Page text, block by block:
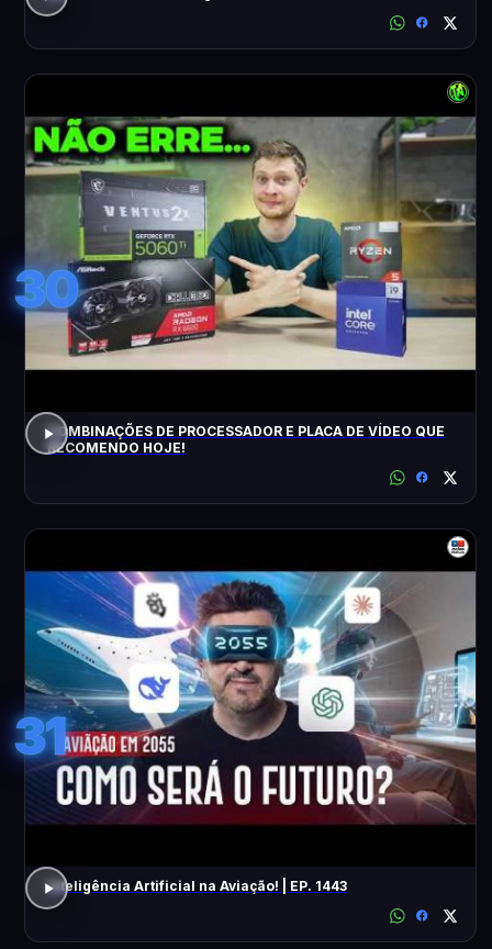
30
COMBINAÇÕES DE PROCESSADOR E PLACA DE VÍDEO QUE
RECOMENDO HOJE!
31
Inteligência Artificial na Aviação! | EP. 1443